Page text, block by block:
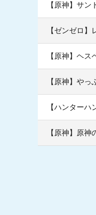
【原神】サ
【ゼンゼロ
【原神】ヘ
【原神】や
【ハンター
【原神】原